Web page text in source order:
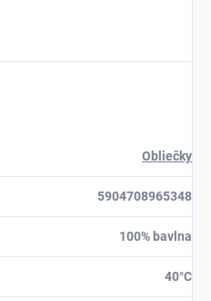
Obliečky
5904708965348
100% bavlna
40°C